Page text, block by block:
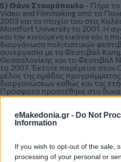
eMakedonia.gr - Do Not
Information
If you wish to opt-out of the sale,
processing of your personal or
5) Θάνο Σταυρόπουλο - Πήρε το
Video and Filmmaking από το
2003 και το πτυχίο του στις
Montfort University το 2001. Η
και την κινούμενη εικόνα και η
διοργάνωση πολιτιστικών
συνεργασία με το Φεστιβάλ
Θεσσαλονίκης και το Φεστιβάλ
το 2007. Έκτοτε παρέμεινε
μέλος της ομάδας
διοργανώσεων καθώς και της
Πρόσφατα προστέθηκε στο
Συντονισμού της Αγοράς των
https://www.facebook.com/